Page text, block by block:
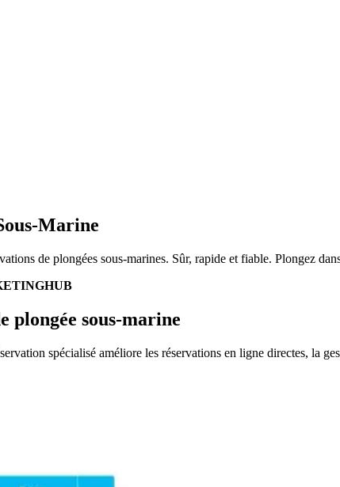
Marine
de plongées sous-marines. Sûr, rapide et fiable. Plongez
plongée sous-marine
spécialisé améliore les réservations en ligne directes, la